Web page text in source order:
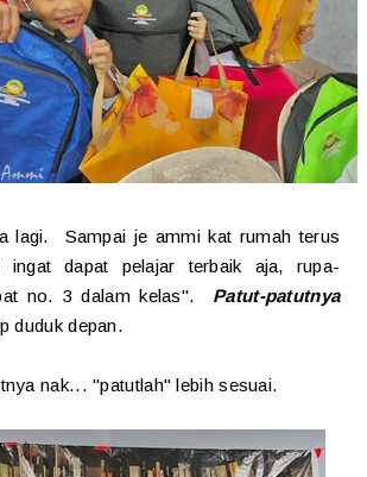
lagi. Sampai je ammi kat rumah terus
ingat dapat pelajar terbaik aja, rupa-
no. 3 dalam kelas". Patut-patutnya
duduk depan.
nak... "patutlah" lebih sesuai.